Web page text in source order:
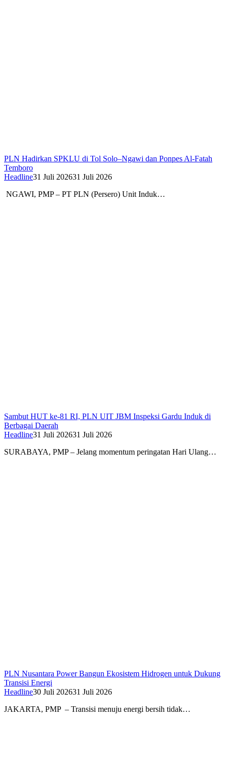
PLN Hadirkan SPKLU di Tol Solo–Ngawi dan Ponpes Al-Fatah
Temboro
Headline31 Juli 202631 Juli 2026
NGAWI, PMP – PT PLN (Persero) Unit Induk…
Sambut HUT ke-81 RI, PLN UIT JBM Inspeksi Gardu Induk di
Berbagai Daerah
Headline31 Juli 202631 Juli 2026
SURABAYA, PMP – Jelang momentum peringatan Hari Ulang…
PLN Nusantara Power Bangun Ekosistem Hidrogen untuk Dukung
Transisi Energi
Headline30 Juli 202631 Juli 2026
JAKARTA, PMP – Transisi menuju energi bersih tidak…